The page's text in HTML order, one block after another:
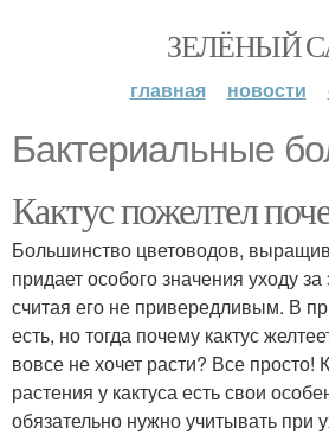
ЗЕЛЁНЫЙ
главная новости
Бактериальные
Кактус пожелтел
Большинство цветоводов,
придает особого значения уходу
считая его не привередливым. В
есть, но тогда почему кактус
вовсе не хочет расти? Все просто!
растения у кактуса есть свои
обязательно нужно учитывать при